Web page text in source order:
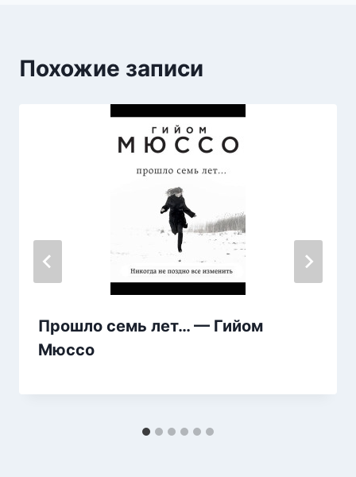
Похожие записи
Прошло семь лет… — Гийом
Мюссо